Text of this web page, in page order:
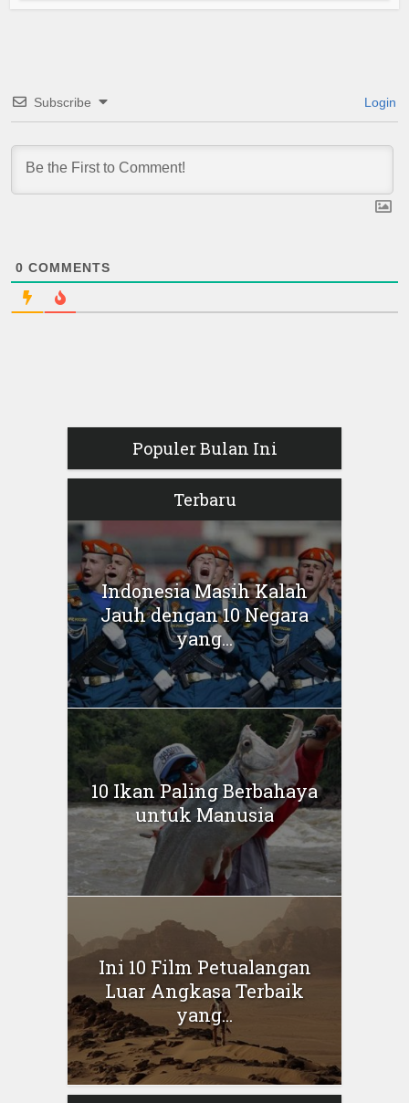
Subscribe Login
0 COMMENTS
Populer Bulan Ini
Terbaru
Indonesia Masih Kalah
Jauh dengan 10 Negara
yang...
10 Ikan Paling Berbahaya
untuk Manusia
Ini 10 Film Petualangan
Luar Angkasa Terbaik
yang...